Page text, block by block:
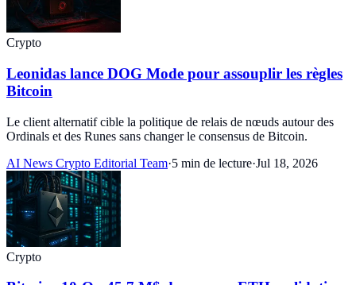
Crypto
Leonidas lance DOG Mode pour assouplir les règles
Bitcoin
Le client alternatif cible la politique de relais de nœuds autour des
Ordinals et des Runes sans changer le consensus de Bitcoin.
AI News Crypto Editorial Team·5 min de lecture·Jul 18, 2026
Crypto